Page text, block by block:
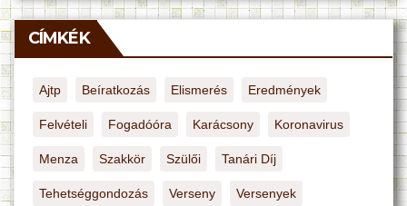
CÍMKÉK
Ajtp Beíratkozás Elismerés Eredmények
Felvételi Fogadóóra Karácsony Koronavirus
Menza Szakkör Szülői Tanári Díj
Tehetséggondozás Verseny Versenyek